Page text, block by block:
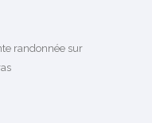
randonnée sur